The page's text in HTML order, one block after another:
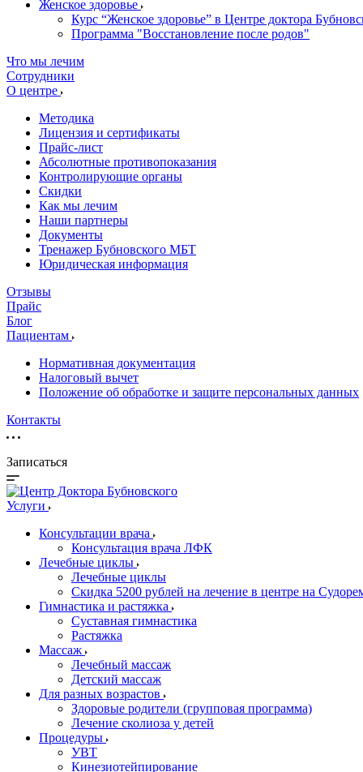
Женское здоровье
Курс “Женское здоровье” в Центре доктора
Программа "Восстановление после родов"
Что мы лечим
Сотрудники
О центре
Методика
Лицензия и сертификаты
Прайс-лист
Абсолютные противопоказания
Контролирующие органы
Скидки
Как мы лечим
Наши партнеры
Документы
Тренажер Бубновского МБТ
Юридическая информация
Отзывы
Прайс
Блог
Пациентам
Нормативная документация
Налоговый вычет
Положение об обработке и защите персональных данных
Контакты
Записаться
Услуги
Консультации врача
Консультация врача ЛФК
Лечебные циклы
Лечебные циклы
Скидка 5200 рублей на лечение в центре на
Гимнастика и растяжка
Суставная гимнастика
Растяжка
Массаж
Лечебный массаж
Детский массаж
Для разных возрастов
Здоровые родители (групповая программа)
Лечение сколиоза у детей
Процедуры
УВТ
Кинезиотейпирование